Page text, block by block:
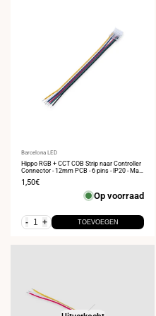
Leverancier:
Barcelona LED
Hippo RGB + CCT COB Strip naar Controller
Connector - 12mm PCB - 6 pins - IP20 - Max.
Verkoopprijs
1,50€
Op voorraad
- + TOEVOEGEN